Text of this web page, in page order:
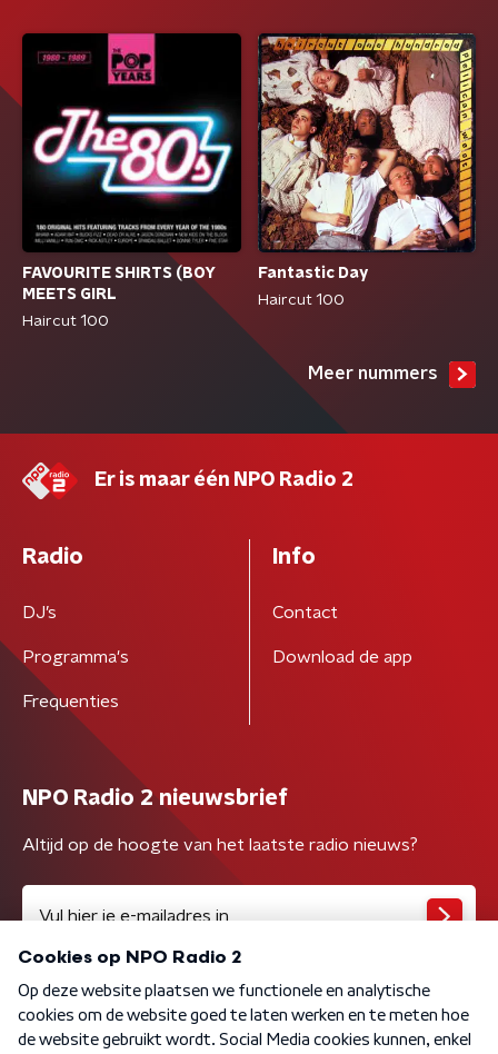
FAVOURITE SHIRTS (BOY
MEETS GIRL
Haircut 100
Fantastic Day
Haircut 100
Meer nummers
Er is maar één NPO Radio 2
Radio
DJ’s
Programma's
Frequenties
Info
Contact
Download de app
NPO Radio 2 nieuwsbrief
Altijd op de hoogte van het laatste radio nieuws?